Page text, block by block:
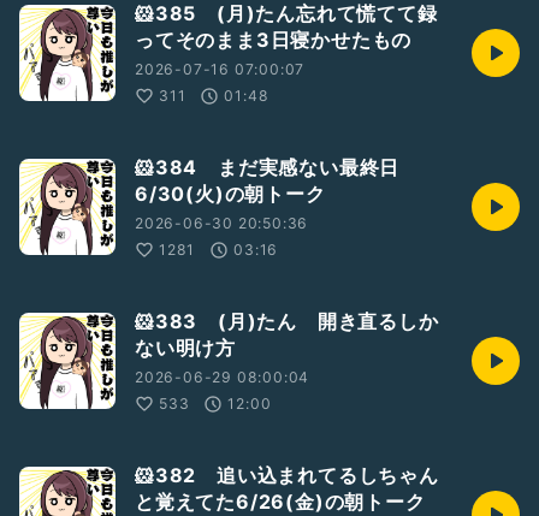
🐹385 (月)たん忘れて慌てて録
ってそのまま3日寝かせたもの
2026-07-16 07:00:07
311
01:48
🐹384 まだ実感ない最終日
6/30(火)の朝トーク
2026-06-30 20:50:36
1281
03:16
🐹383 (月)たん 開き直るしか
ない明け方
2026-06-29 08:00:04
533
12:00
🐹382 追い込まれてるしちゃん
と覚えてた6/26(金)の朝トーク